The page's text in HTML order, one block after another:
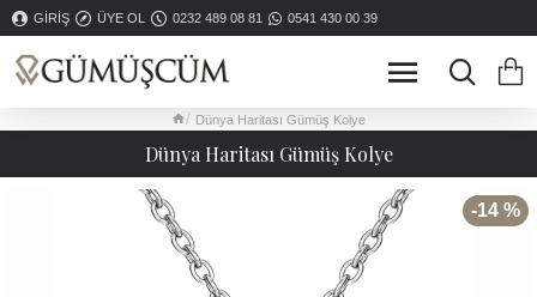
GIRIŞ ÜYE OL 0232 489 08 81 0541 430 00 39
Dünya Haritası Gümüş Kolye
Dünya Haritası Gümüş Kolye
-14 %